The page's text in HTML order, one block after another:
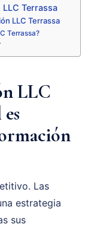
Terrassa
LLC Terrassa
Terrassa?
LLC
Las
estrategia
sus